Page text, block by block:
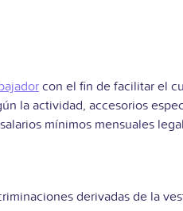
con el fin de facilitar el
la actividad, accesorios
mínimos mensuales
derivadas de la